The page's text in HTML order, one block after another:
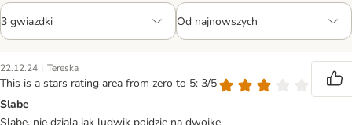
22.12.24 | Tereska
This is a stars rating area from zero to 5: 3/5
Slabe